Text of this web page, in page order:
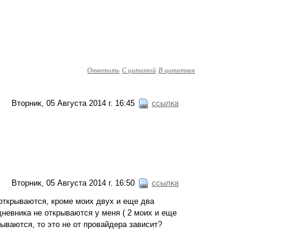
Ответить С цитатой В цитатник
Вторник, 05 Августа 2014 г. 16:45 ссылка
Вторник, 05 Августа 2014 г. 16:50 ссылка
кроме моих двух и еще два
не открываются у меня ( 2 моих и еще
то это не от провайдера зависит?